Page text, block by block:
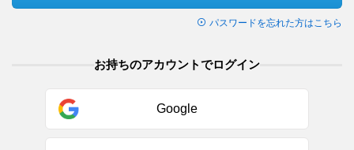
パスワードを忘れた方はこちら
お持ちのアカウントでログイン
Google